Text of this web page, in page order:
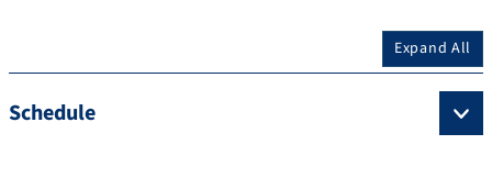
Expand All
Schedule